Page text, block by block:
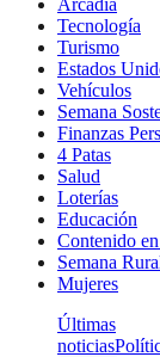
Tecnología
Turismo
Estados
Vehículos
Semana
Finanzas
4 Patas
Salud
Loterías
Educación
Contenido
Semana
Mujeres
Últimas
noticias